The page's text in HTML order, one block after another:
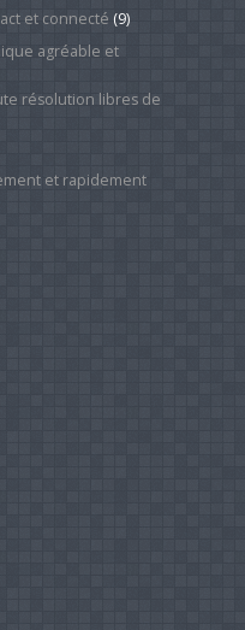
et connecté (9)
agréable et
résolution libres de
et rapidement